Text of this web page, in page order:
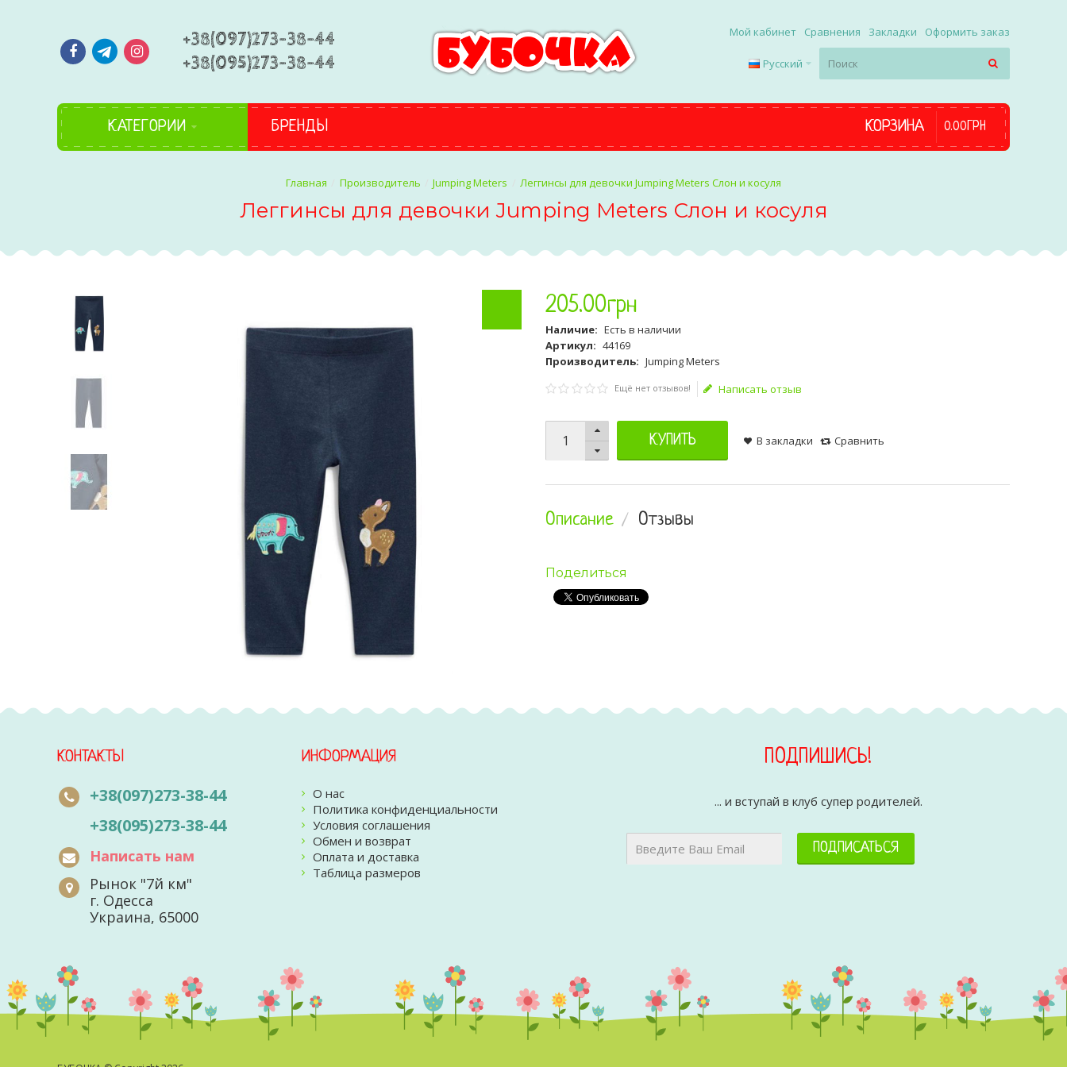
+38(097)273-38-44
+38(095)273-38-44
Мой кабинет Сравнения Закладки Оформить заказ
Русский
КАТЕГОРИИ БРЕНДЫ КОРЗИНА 0.00ГРН
Производитель Jumping Meters Леггинсы для девочки Jumping Meters Слон и косуля
Леггинсы для девочки Jumping Meters Слон и косуля
205.00грн
Наличие: Есть в наличии
Артикул: 44169
Производитель: Jumping Meters
Ещё нет отзывов! Написать отзыв
КУПИТЬ В закладки Сравнить
Описание Отзывы
Поделиться
КОНТАКТЫ
+38(097)273-38-44
+38(095)273-38-44
Написать нам
Рынок "7й км"
г. Одесса
Украина, 65000
ИНФОРМАЦИЯ
О нас
Политика конфиденциальности
Условия соглашения
Обмен и возврат
Оплата и доставка
Таблица размеров
ПОДПИШИСЬ!
... и вступай в клуб супер родителей.
ПОДПИСАТЬСЯ